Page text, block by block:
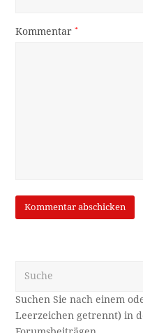
Kommentar*